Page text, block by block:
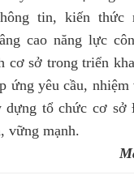
tin, kiến thức
cao năng lực
cơ sở trong triển
ứng yêu cầu,
dựng tổ chức cơ sở
vững mạnh.